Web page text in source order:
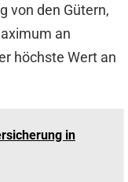
von den Gütern,
an
höchste Wert an
in